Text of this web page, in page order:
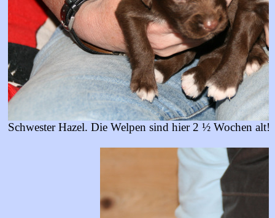
Schwester Hazel. Die Welpen sind hier 2 ½ Wochen alt!